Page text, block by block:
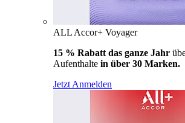
ALL Accor+ Voyager
15 % Rabatt das ganze Jahr
Aufenthalte in über 30 Marken.
Jetzt Anmelden